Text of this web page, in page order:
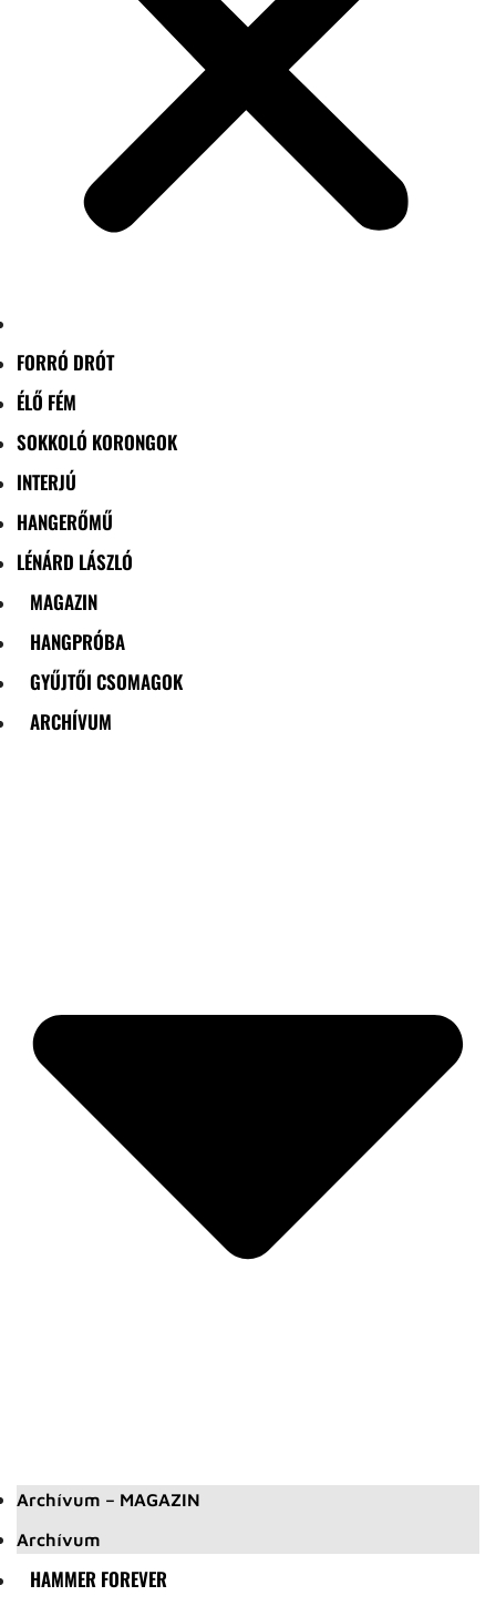
FORRÓ DRÓT
ÉLŐ FÉM
SOKKOLÓ KORONGOK
INTERJÚ
HANGERŐMŰ
LÉNÁRD LÁSZLÓ
MAGAZIN
HANGPRÓBA
GYŰJTŐI CSOMAGOK
ARCHÍVUM
Archívum – MAGAZIN
Archívum
HAMMER FOREVER